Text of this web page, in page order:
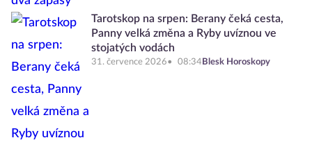
Tarotskop na srpen: Berany čeká cesta,
Panny velká změna a Ryby uvíznou ve
stojatých vodách
31. července 2026 08:34 Blesk Horoskopy